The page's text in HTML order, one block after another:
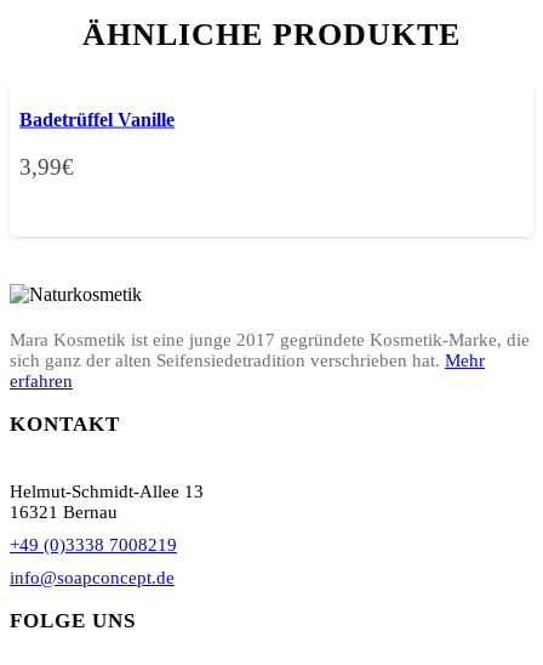
ÄHNLICHE PRODUKTE
Badetrüffel Vanille
3,99€
Mara Kosmetik ist eine junge 2017 gegründete Kosmetik-Marke, die
sich ganz der alten Seifensiedetradition verschrieben hat. Mehr
erfahren
KONTAKT
Helmut-Schmidt-Allee 13
16321 Bernau
+49 (0)3338 7008219
info@soapconcept.de
FOLGE UNS